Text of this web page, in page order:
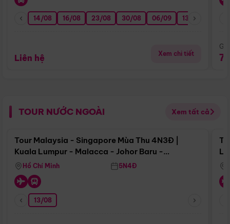
14/08 16/08 23/08 30/08 06/09 13/09
Liên hệ Xem chi tiết
TOUR NƯỚC NGOÀI Xem tất cả
Điểm nổi bật
Tour Malaysia - Singapore Mùa Thu 4N3Đ |
Kuala Lumpur - Malacca - Johor Baru -
Singapore
Hồ Chí Minh 5N4Đ
13/08